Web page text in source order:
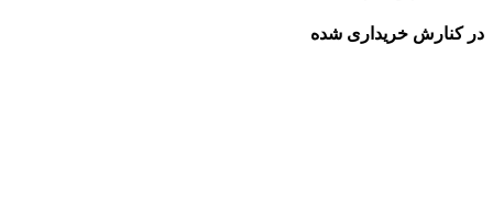
در کنارش خریداری شده